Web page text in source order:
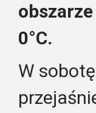
0°C.
W